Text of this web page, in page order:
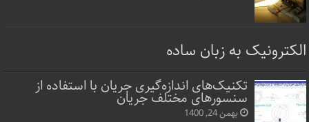
الکترونیک به زبان ساده
تکنیک‌های اندازه‌گیری جریان با استفاده از
سنسورهای مختلف جریان
بهمن 24, 1400